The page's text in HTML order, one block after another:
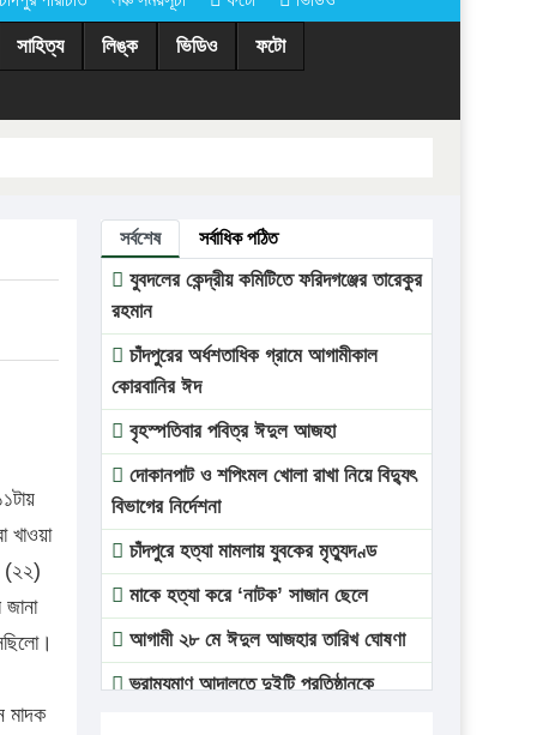
সাহিত্য লিঙ্ক ভিডিও ফটো
খাওয়া
(২২)
মাদক
সর্বশেষ সর্বাধিক পঠিত
যুবদলের কেন্দ্রীয় কমিটিতে ফরিদগঞ্জের তারেকুর
রহমান
চাঁদপুরের অর্ধশতাধিক গ্রামে আগামীকাল
কোরবানির ঈদ
বৃহস্পতিবার পবিত্র ঈদুল আজহা
দোকানপাট ও শপিংমল খোলা রাখা নিয়ে বিদ্যুৎ
বিভাগের নির্দেশনা
চাঁদপুরে হত্যা মামলায় যুবকের মৃত্যুদণ্ড
মাকে হত্যা করে ‘নাটক’ সাজান ছেলে
আগামী ২৮ মে ঈদুল আজহার তারিখ ঘোষণা
ভ্রাম্যমাণ আদালতে দুইটি প্রতিষ্ঠানকে